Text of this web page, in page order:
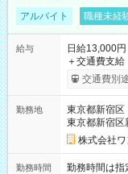
アルバイト 職種未経
給与
日給13,000円
＋交通費支給 ★交通費全額支給！ ┗案件により規定あり ★日払
いOK！（規
ンビニATMから
交通費別
勤務地
東京都新宿区
東京都新宿区
株式会社
勤務時間
勤務時間は指